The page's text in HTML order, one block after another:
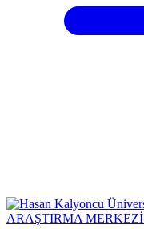
ARAŞTIRMA MERKEZİ